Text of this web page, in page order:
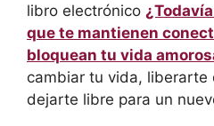
libro electrónico
que te mantienen
bloquean tu vida
cambiar tu vida, liberarte
dejarte libre para un